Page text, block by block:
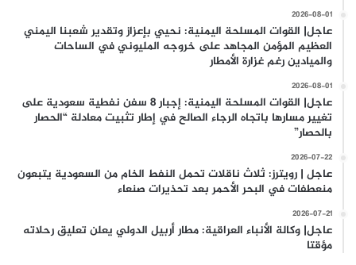
2026-08-01
عاجل| القوات المسلحة اليمنية: نحيي بإعزاز وتقدير شعبنا اليمني
العظيم المؤمن المجاهد على خروجه المليوني في الساحات
والميادين رغم غزارة الأمطار
2026-08-01
عاجل| القوات المسلحة اليمنية: إجبار 8 سفن نفطية سعودية على
تغيير مسارها باتجاه الرجاء الصالح في إطار تثبيت معادلة “الحصار
بالحصار”
2026-07-22
عاجل | رويترز: ثلاث ناقلات تحمل النفط الخام من السعودية يتبعون
منعطفات في البحر الأحمر بعد تحذيرات صنعاء
2026-07-21
عاجل| وكالة الأنباء العراقية: مطار أربيل الدولي يعلن تعليق رحلاته
مؤقتا